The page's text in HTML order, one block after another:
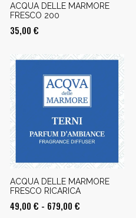
ACQUA DELLE MARMORE
FRESCO 200
35,00 €
ACQUA DELLE MARMORE
FRESCO RICARICA
49,00 € - 679,00 €